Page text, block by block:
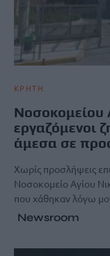
ΚΡΗΤΗ
Νοσοκομείου
εργαζόμενοι
άμεσα σε
Χωρίς προσλήψεις
Νοσοκομείο Αγίου
που χάθηκαν λόγω
Newsroom